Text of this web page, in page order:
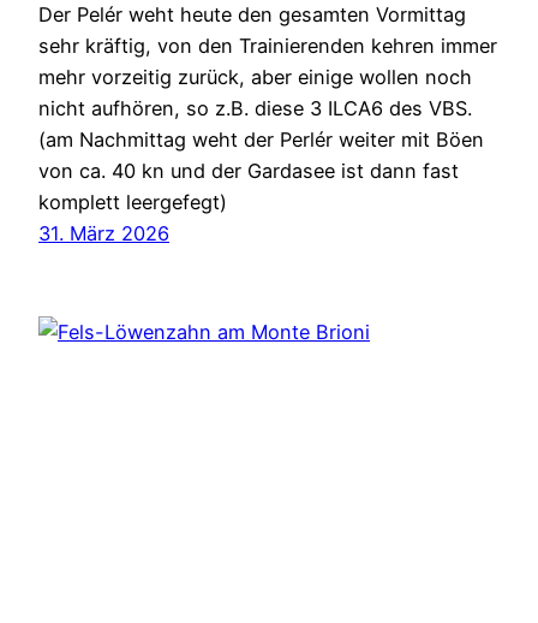
Der Pelér weht heute den gesamten Vormittag
sehr kräftig, von den Trainierenden kehren immer
mehr vorzeitig zurück, aber einige wollen noch
nicht aufhören, so z.B. diese 3 ILCA6 des VBS.
(am Nachmittag weht der Perlér weiter mit Böen
von ca. 40 kn und der Gardasee ist dann fast
komplett leergefegt)
31. März 2026